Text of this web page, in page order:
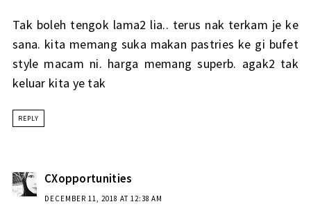
Tak boleh tengok lama2 lia.. terus nak terkam je ke
sana. kita memang suka makan pastries ke gi bufet
style macam ni. harga memang superb. agak2 tak
keluar kita ye tak
REPLY
CXopportunities
DECEMBER 11, 2018 AT 12:38 AM